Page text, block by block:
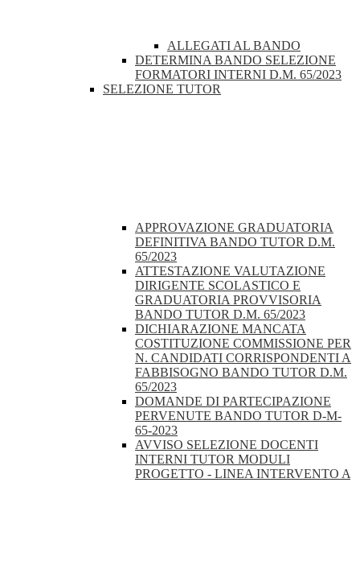
ALLEGATI AL BANDO
DETERMINA BANDO SELEZIONE
FORMATORI INTERNI D.M. 65/2023
SELEZIONE TUTOR
APPROVAZIONE GRADUATORIA
DEFINITIVA BANDO TUTOR D.M.
65/2023
ATTESTAZIONE VALUTAZIONE
DIRIGENTE SCOLASTICO E
GRADUATORIA PROVVISORIA
BANDO TUTOR D.M. 65/2023
DICHIARAZIONE MANCATA
COSTITUZIONE COMMISSIONE PER
N. CANDIDATI CORRISPONDENTI A
FABBISOGNO BANDO TUTOR D.M.
65/2023
DOMANDE DI PARTECIPAZIONE
PERVENUTE BANDO TUTOR D-M-
65-2023
AVVISO SELEZIONE DOCENTI
INTERNI TUTOR MODULI
PROGETTO - LINEA INTERVENTO A